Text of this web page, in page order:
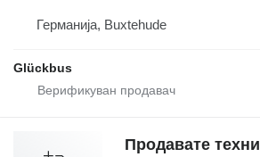
Германија, Buxtehude
Glückbus
Продавате